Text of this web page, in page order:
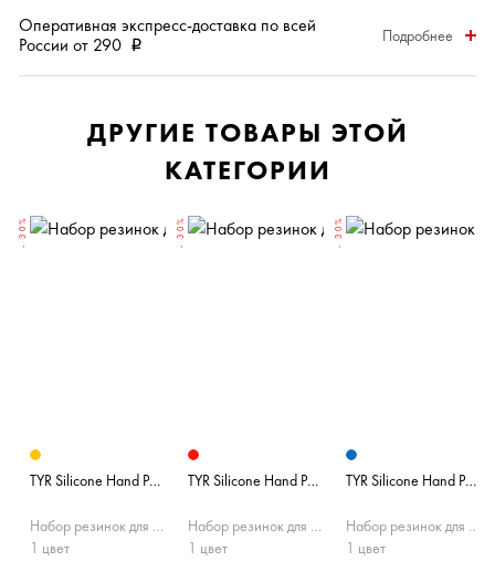
Оперативная экспресс-доставка по всей
России от 290 i
Подробнее
ДРУГИЕ ТОВАРЫ ЭТОЙ
КАТЕГОРИИ
- 30%
TYR Silicone Hand Paddle Replacement Straps
Набор резинок для лопаток
1 цвет
- 30%
TYR Silicone Hand Paddle Replacement Straps
Набор резинок для лопаток
1 цвет
- 30%
TYR Silicone Hand Paddle Replacement Straps
Набор резинок для лопаток
1 цвет